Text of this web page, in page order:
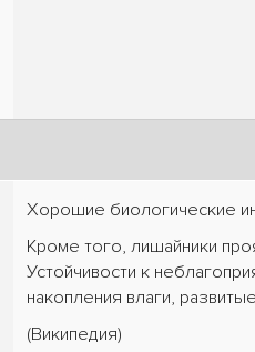
Хорошие биологические
Кроме того, лишайники
Устойчивости к
накопления влаги,
(Википедия)